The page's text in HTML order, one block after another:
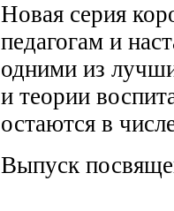
Новая серия
педагогам и
одними из
и теории
остаются в
Выпуск